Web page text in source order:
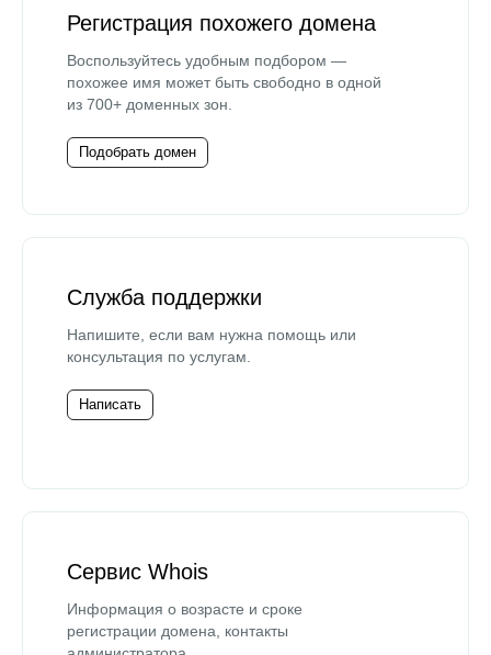
Регистрация похожего домена
Воспользуйтесь удобным подбором —
похожее имя может быть свободно в одной
из 700+ доменных зон.
Подобрать домен
Служба поддержки
Напишите, если вам нужна помощь или
консультация по услугам.
Написать
Сервис Whois
Информация о возрасте и сроке
регистрации домена, контакты